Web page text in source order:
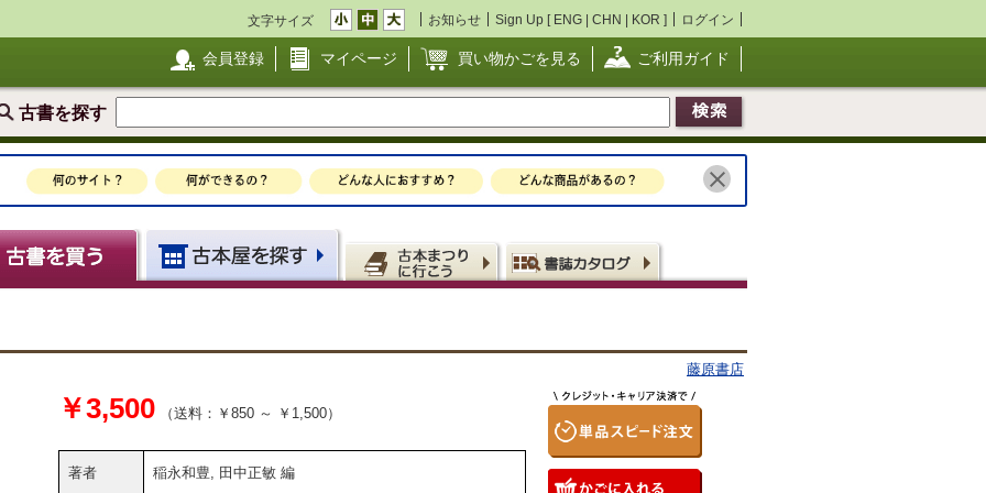
文字サイズ お知らせ Sign Up [ ENG | CHN | KOR ] ログイン
会員登録 マイページ 買い物かごを見る ご利用ガイド
古書を探す
藤原書店
￥3,500 （送料：￥850 ～ ￥1,500）
著者 稲永和豊, 田中正敏 編